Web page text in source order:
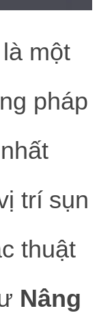
là một
pháp
trí sụn
thuật
Nâng